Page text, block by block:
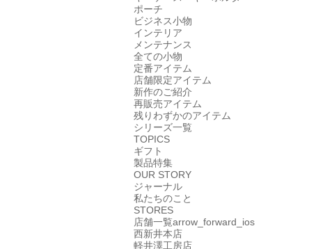
ポーチ
ビジネス小物
インテリア
メンテナンス
全ての小物
定番アイテム
店舗限定アイテム
新作のご紹介
再販売アイテム
残りわずかのアイテム
シリーズ一覧
TOPICS
ギフト
製品特集
OUR STORY
ジャーナル
私たちのこと
STORES
店舗一覧arrow_forward_ios
西新井本店
軽井澤工房店